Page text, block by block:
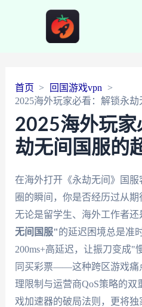
首页
回国游戏vpn
2025海外玩家必看：解锁永
2025海外玩家
劫无间国服的
在海外打开《永劫无间》国
圈的瞬间，你是否经历过从期
无论是留学生、海外工作者还
无间国服"的延迟困境总是准
200ms+高延迟，让振刀变成"
同买彩票——这种跨区游戏痛
理限制与运营商QoS策略的
戏加速器的破局法则，更将